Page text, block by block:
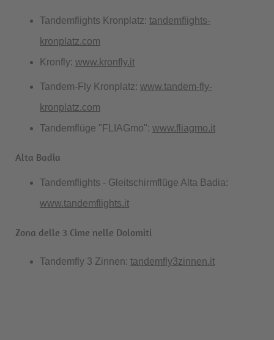
Tandemflights Kronplatz: tandemflights-
kronplatz.com
Kronfly: www.kronfly.it
Tandem-Fly Kronplatz: www.tandem-fly-
kronplatz.com
Tandemflüge "FLIAGmo": www.fliagmo.it
Alta Badia
Tandemflights - Gleitschirmflüge Alta Badia:
www.tandemflights.it
Zona delle 3 Cime nelle Dolomiti
Tandemfly 3 Zinnen: tandemfly3zinnen.it